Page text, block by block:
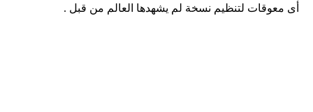
أى معوقات لتنظيم نسخة لم يشهدها العالم من قبل .